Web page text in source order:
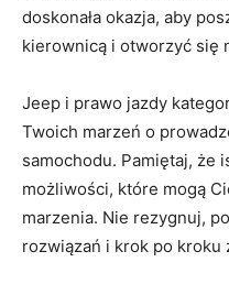
doskonała ‌okazja, aby
kierownicą i otworzyć ‍się
Jeep i prawo jazdy
‍Twoich‌ marzeń⁤ o
samochodu. Pamiętaj, że⁤
‍możliwości, które mogą
marzenia.‌ Nie rezygnuj,
rozwiązań i krok po